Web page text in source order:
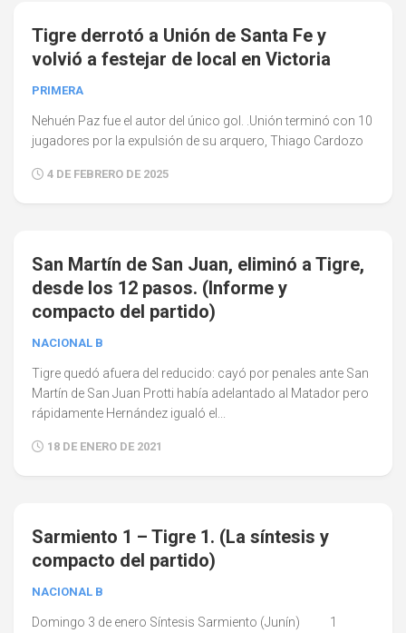
Tigre derrotó a Unión de Santa Fe y
volvió a festejar de local en Victoria
PRIMERA
Nehuén Paz fue el autor del único gol. .Unión terminó con 10
jugadores por la expulsión de su arquero, Thiago Cardozo
4 DE FEBRERO DE 2025
San Martín de San Juan, eliminó a Tigre,
desde los 12 pasos. (Informe y
compacto del partido)
NACIONAL B
Tigre quedó afuera del reducido: cayó por penales ante San
Martín de San Juan Protti había adelantado al Matador pero
rápidamente Hernández igualó el...
18 DE ENERO DE 2021
Sarmiento 1 – Tigre 1. (La síntesis y
compacto del partido)
NACIONAL B
Domingo 3 de enero Síntesis Sarmiento (Junín) 1